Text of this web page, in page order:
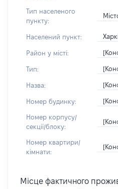
Тип населеного
пункту:
Населений пункт:
Район у місті:
Тип:
Назва:
Номер будинку:
Номер корпусу/
секції/блоку:
Номер квартири/
кімнати:
Місце фактичного